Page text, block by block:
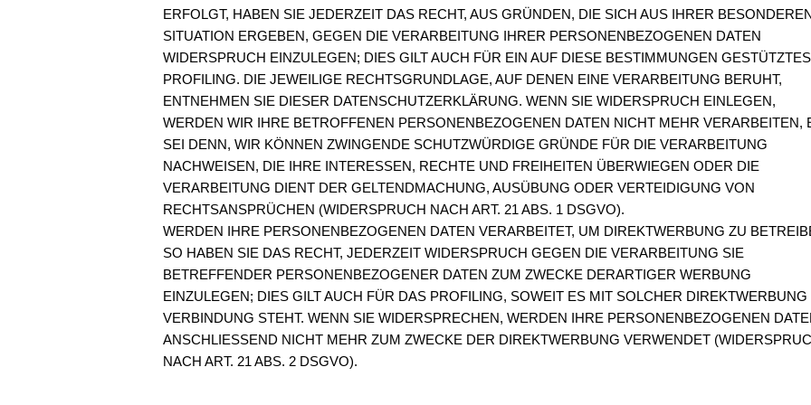
ERFOLGT, HABEN SIE JEDERZEIT DAS RECHT, AUS GRÜNDEN, DIE SICH AUS IHRER
SITUATION ERGEBEN, GEGEN DIE VERARBEITUNG IHRER PERSONENBEZOGENEN DATEN
WIDERSPRUCH EINZULEGEN; DIES GILT AUCH FÜR EIN AUF DIESE BESTIMMUNGEN GESTÜTZTES
PROFILING. DIE JEWEILIGE RECHTSGRUNDLAGE, AUF DENEN EINE VERARBEITUNG BERUHT,
ENTNEHMEN SIE DIESER DATENSCHUTZERKLÄRUNG. WENN SIE WIDERSPRUCH EINLEGEN,
WERDEN WIR IHRE BETROFFENEN PERSONENBEZOGENEN DATEN NICHT MEHR VERARBEITEN,
SEI DENN, WIR KÖNNEN ZWINGENDE SCHUTZWÜRDIGE GRÜNDE FÜR DIE VERARBEITUNG
NACHWEISEN, DIE IHRE INTERESSEN, RECHTE UND FREIHEITEN ÜBERWIEGEN ODER DIE
VERARBEITUNG DIENT DER GELTENDMACHUNG, AUSÜBUNG ODER VERTEIDIGUNG VON
RECHTSANSPRÜCHEN (WIDERSPRUCH NACH ART. 21 ABS. 1 DSGVO).
WERDEN IHRE PERSONENBEZOGENEN DATEN VERARBEITET, UM DIREKTWERBUNG ZU
SO HABEN SIE DAS RECHT, JEDERZEIT WIDERSPRUCH GEGEN DIE VERARBEITUNG SIE
BETREFFENDER PERSONENBEZOGENER DATEN ZUM ZWECKE DERARTIGER WERBUNG
EINZULEGEN; DIES GILT AUCH FÜR DAS PROFILING, SOWEIT ES MIT SOLCHER DIREKTWERBUNG
VERBINDUNG STEHT. WENN SIE WIDERSPRECHEN, WERDEN IHRE PERSONENBEZOGENEN
ANSCHLIESSEND NICHT MEHR ZUM ZWECKE DER DIREKTWERBUNG VERWENDET
NACH ART. 21 ABS. 2 DSGVO).